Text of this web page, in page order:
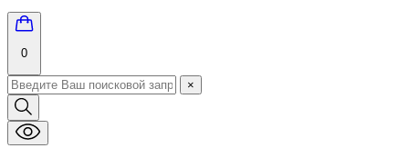
0
×